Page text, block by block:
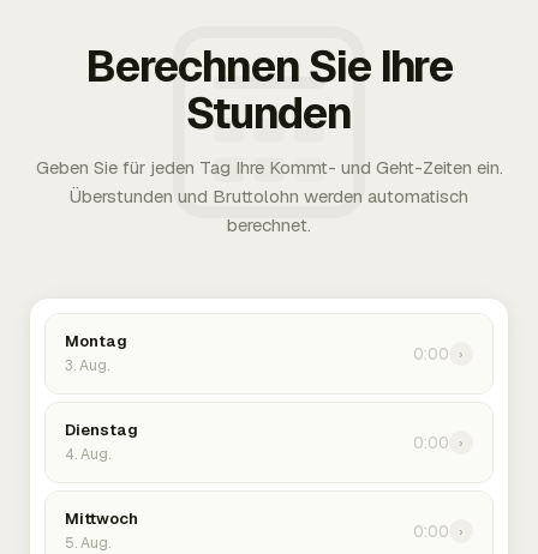
Berechnen Sie Ihre
Stunden
Geben Sie für jeden Tag Ihre Kommt- und Geht-Zeiten ein.
Überstunden und Bruttolohn werden automatisch
berechnet.
Montag
3. Aug.
0:00 ›
Dienstag
4. Aug.
0:00 ›
Mittwoch
5. Aug.
0:00 ›